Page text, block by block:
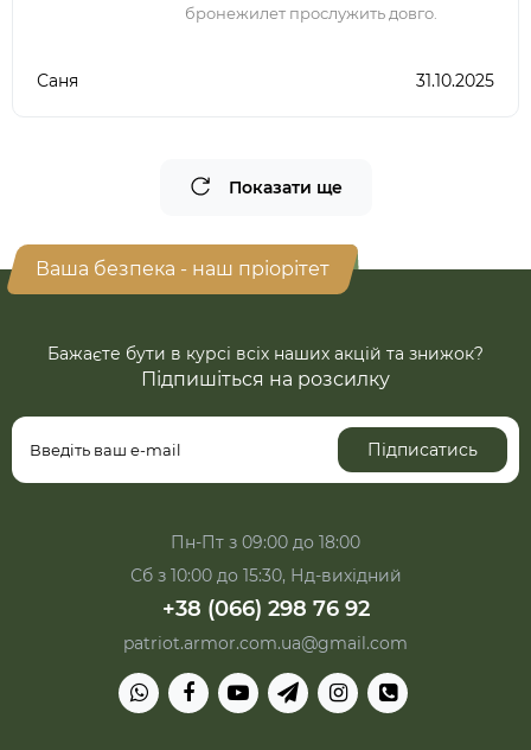
бронежилет прослужить довго.
Саня 31.10.2025
Показати ще
Ваша безпека - наш пріорітет
Бажаєте бути в курсі всіх наших акцій та знижок?
Підпишіться на розсилку
Підписатись
Пн-Пт з 09:00 до 18:00
Сб з 10:00 до 15:30, Нд-вихідний
+38 (066) 298 76 92
patriot.armor.com.ua@gmail.com